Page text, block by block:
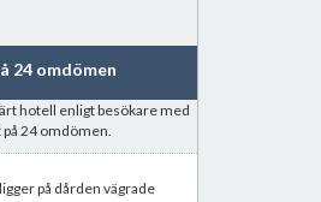
24 omdömen
hotell enligt besökare med
24 omdömen.
på dården vägrade